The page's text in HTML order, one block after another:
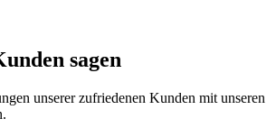
sagen
unserer zufriedenen Kunden mit unseren